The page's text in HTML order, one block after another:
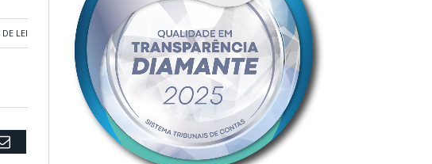
DE LEI
Email